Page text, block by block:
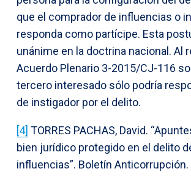
que el comprador de influencias o
responda como partícipe. Esta
unánime en la doctrina nacional. Al
Acuerdo Plenario 3-2015/CJ-116
tercero interesado sólo podría
de instigador por el delito.
[4] TORRES PACHAS, David.
bien jurídico protegido en el delito
influencias”. Boletín Anticorrupción.